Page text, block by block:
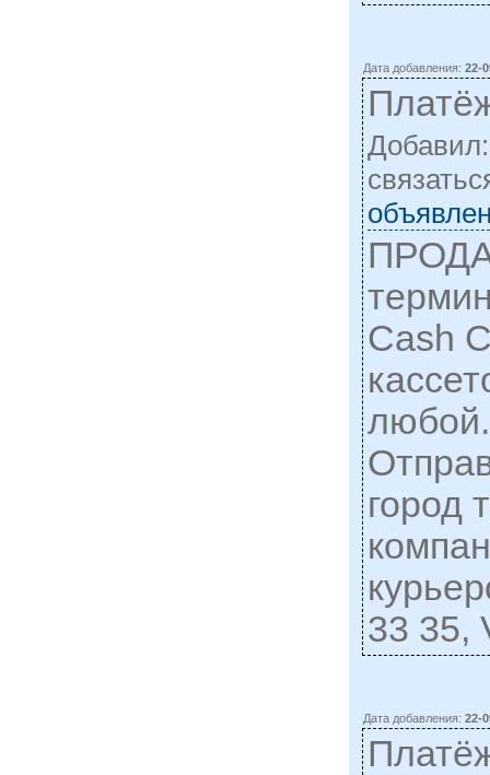
Дата добавления:22-
Cash
город
33 35,
Дата добавления:22-